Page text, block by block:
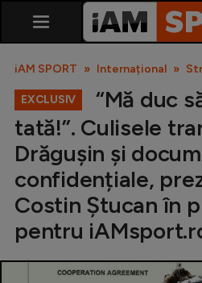
SuperLiga
Liga 2
Cupa României
iAM SPORT Internațional
EXCLUSIV
“Mă duc
tată!”. Culisele
Drăgușin și
confidențiale,
Costin Ștucan în
pentru